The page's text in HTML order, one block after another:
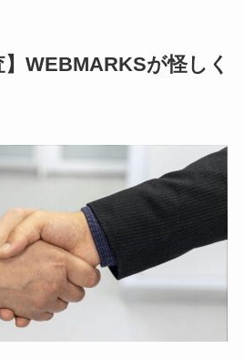
】WEBMARKSが怪しく